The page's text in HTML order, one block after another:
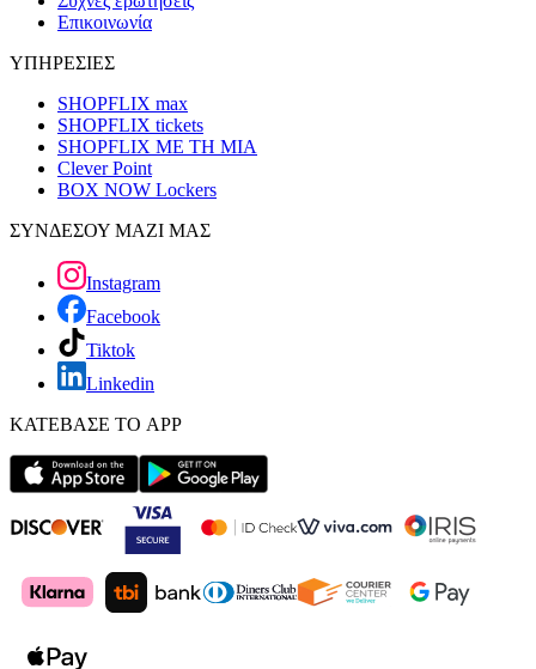
Επικοινωνία
ΥΠΗΡΕΣΙΕΣ
SHOPFLIX max
SHOPFLIX tickets
SHOPFLIX ΜΕ ΤΗ ΜΙΑ
Clever Point
BOX NOW Lockers
ΣΥΝΔΕΣΟΥ ΜΑΖΙ ΜΑΣ
Instagram
Facebook
Tiktok
Linkedin
ΚΑΤΕΒΑΣΕ ΤΟ APP